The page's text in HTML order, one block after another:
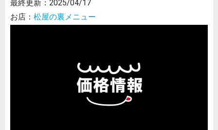
最終更新： 2025/04/17
お店： 松屋の裏メニュー